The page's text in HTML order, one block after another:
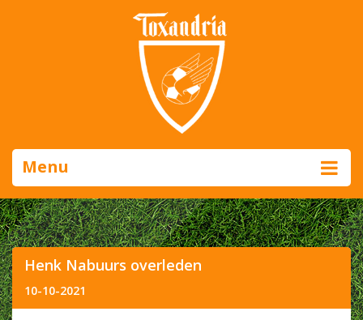
Menu
Henk Nabuurs overleden
10-10-2021